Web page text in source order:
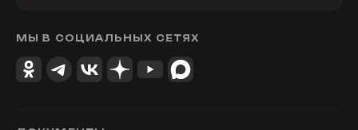
МЫ В СОЦИАЛЬНЫХ СЕТЯХ